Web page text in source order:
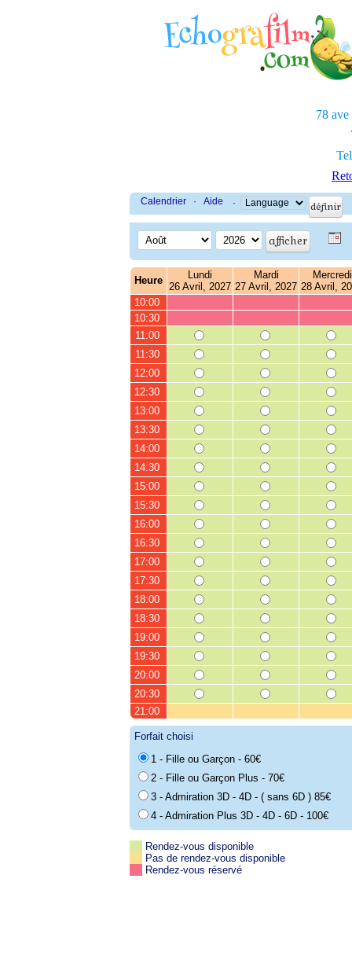
78 ave
Calendrier · Aide ·
Heure
Lundi
26 Avril, 2027
Mardi
27 Avril, 2027
Mercredi
28 Avril,
10:00
10:30
11:00
11:30
12:00
12:30
13:00
13:30
14:00
14:30
15:00
15:30
16:00
16:30
17:00
17:30
18:00
18:30
19:00
19:30
20:00
20:30
21:00
Forfait choisi
1 - Fille ou Garçon - 60€
2 - Fille ou Garçon Plus - 70€
3 - Admiration 3D - 4D - ( sans 6D ) 85€
4 - Admiration Plus 3D - 4D - 6D - 100€
Rendez-vous disponible
Pas de rendez-vous disponible
Rendez-vous réservé